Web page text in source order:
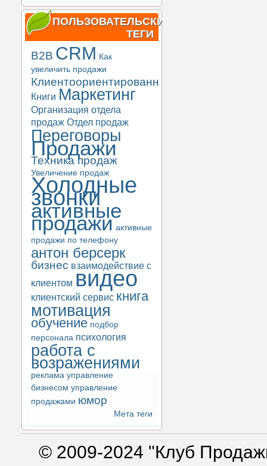
ПОЛЬЗОВАТЕЛЬСКИЕ
ТЕГИ
B2B CRM Как
увеличить продажи
Клиентоориентированность
Книги Маркетинг
Организация отдела
продаж Отдел продаж
Переговоры
Продажи
Техника продаж
Увеличение продаж
Холодные
звонки
активные
продажи активные
продажи по телефону
антон берсерк
бизнес взаимодействие с
клиентом видео
клиентский сервис книга
мотивация
обучение подбор
персонала психология
работа с
возражениями
реклама управление
бизнесом управление
продажами юмор
Мета теги
© 2009-2024 "Клуб